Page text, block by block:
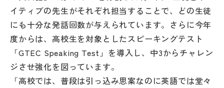
イティブの先生がそれぞれ担当することで、どの生徒
にも十分な発話回数が与えられています。さらに今年
度からは、高校生を対象としたスピーキングテスト
「GTEC Speaking Test」を導入し、中3からチャレン
ジさせ強化を図っています。
「高校では、普段は引っ込み思案なのに英語では堂々